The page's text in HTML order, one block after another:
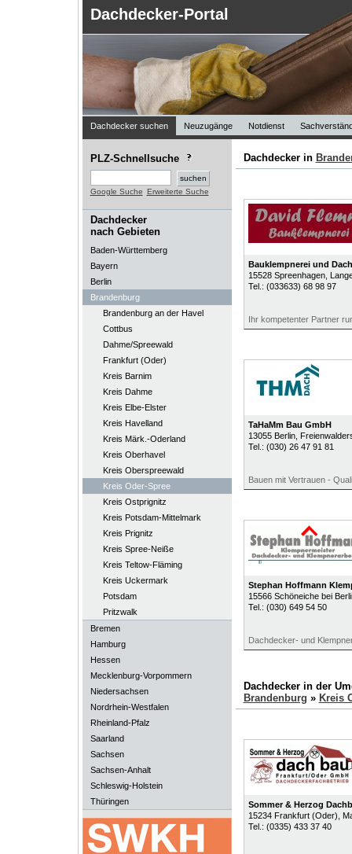
Dachdecker-Portal
Dachdecker suchen Neuzugänge Notdienst
PLZ-Schnellsuche
Google Suche Erweiterte Suche
Dachdecker
nach Gebieten
Baden-Württemberg
Bayern
Berlin
Brandenburg
Brandenburg an der Havel
Cottbus
Dahme/Spreewald
Frankfurt (Oder)
Kreis Barnim
Kreis Dahme
Kreis Elbe-Elster
Kreis Havelland
Kreis Märk.-Oderland
Kreis Oberhavel
Kreis Oberspreewald
Kreis Oder-Spree
Kreis Ostprignitz
Kreis Potsdam-Mittelmark
Kreis Prignitz
Kreis Spree-Neiße
Kreis Teltow-Fläming
Kreis Uckermark
Potsdam
Pritzwalk
Bremen
Hamburg
Hessen
Mecklenburg-Vorpommern
Niedersachsen
Nordrhein-Westfalen
Rheinland-Pfalz
Saarland
Sachsen
Sachsen-Anhalt
Schleswig-Holstein
Thüringen
Dachdecker in
Bauklempnerei und
15528 Spreenhagen,
Tel.: (033633) 68 98 97
Ihr kompetenter Partner
TaHaMm Bau GmbH
13055 Berlin,
Tel.: (030) 26 47 91 81
Bauen mit Vertrauen -
Stephan Hoffmann
15566 Schöneiche bei
Tel.: (030) 649 54 50
Dachdecker- und
Dachdecker in der
Brandenburg » Kreis
Sommer & Herzog
15234 Frankfurt (Oder) ,
Tel.: (0335) 433 37 40